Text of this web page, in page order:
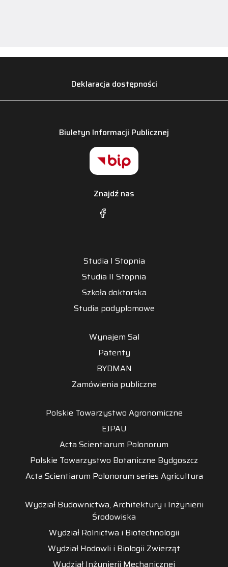
Deklaracja dostępności
Biuletyn Informacji Publicznej
Znajdź nas
Studia I Stopnia
Studia II Stopnia
Szkoła doktorska
Studia podyplomowe
Wynajem Sal
Patenty
BYDMAN
Zamówienia publiczne
Polskie Towarzystwo Agronomiczne
EJPAU
Acta Scientiarum Polonorum
Polskie Towarzystwo Botaniczne Bydgoszcz
Acta Scientiarum Polonorum series Agricultura
Wydział Budownictwa, Architektury i Inżynierii
Środowiska
Wydział Rolnictwa i Biotechnologii
Wydział Hodowli i Biologii Zwierząt
Wydział Inżynierii Mechanicznej